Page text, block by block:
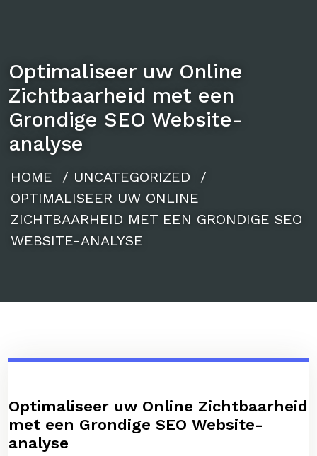
Optimaliseer uw Online
Zichtbaarheid met een
Grondige SEO Website-
analyse
HOME / UNCATEGORIZED /
OPTIMALISEER UW ONLINE
ZICHTBAARHEID MET EEN GRONDIGE SEO
WEBSITE-ANALYSE
Optimaliseer uw Online Zichtbaarheid
met een Grondige SEO Website-
analyse